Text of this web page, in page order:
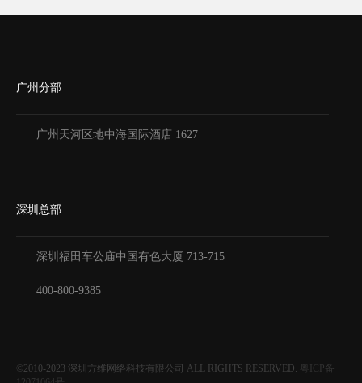
广州分部
广州天河区地中海国际酒店 1627
深圳总部
深圳福田车公庙中国有色大厦 713-715
400-800-9385
©2010-2023 深圳方维网络科技有限公司 ALL RIGHTS RESERVED.
粤ICP备